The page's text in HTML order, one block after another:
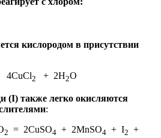
кислородом в присутствии
2 + 2H2O
(I) также легко окисляются
:
2 = 2CuSO4 + 2MnSO4 + I2 +